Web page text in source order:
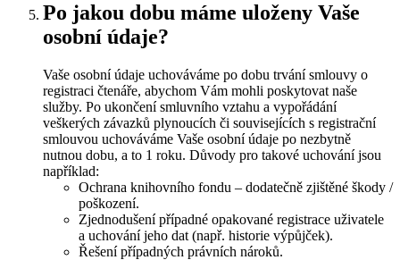
Po jakou dobu máme uloženy Vaše
osobní údaje?
Vaše osobní údaje uchováváme po dobu trvání smlouvy o
registraci čtenáře, abychom Vám mohli poskytovat naše
služby. Po ukončení smluvního vztahu a vypořádání
veškerých závazků plynoucích či souvisejících s registrační
smlouvou uchováváme Vaše osobní údaje po nezbytně
nutnou dobu, a to 1 roku. Důvody pro takové uchování jsou
například:
Ochrana knihovního fondu – dodatečně zjištěné škody /
poškození.
Zjednodušení případné opakované registrace uživatele
a uchování jeho dat (např. historie výpůjček).
Řešení případných právních nároků.